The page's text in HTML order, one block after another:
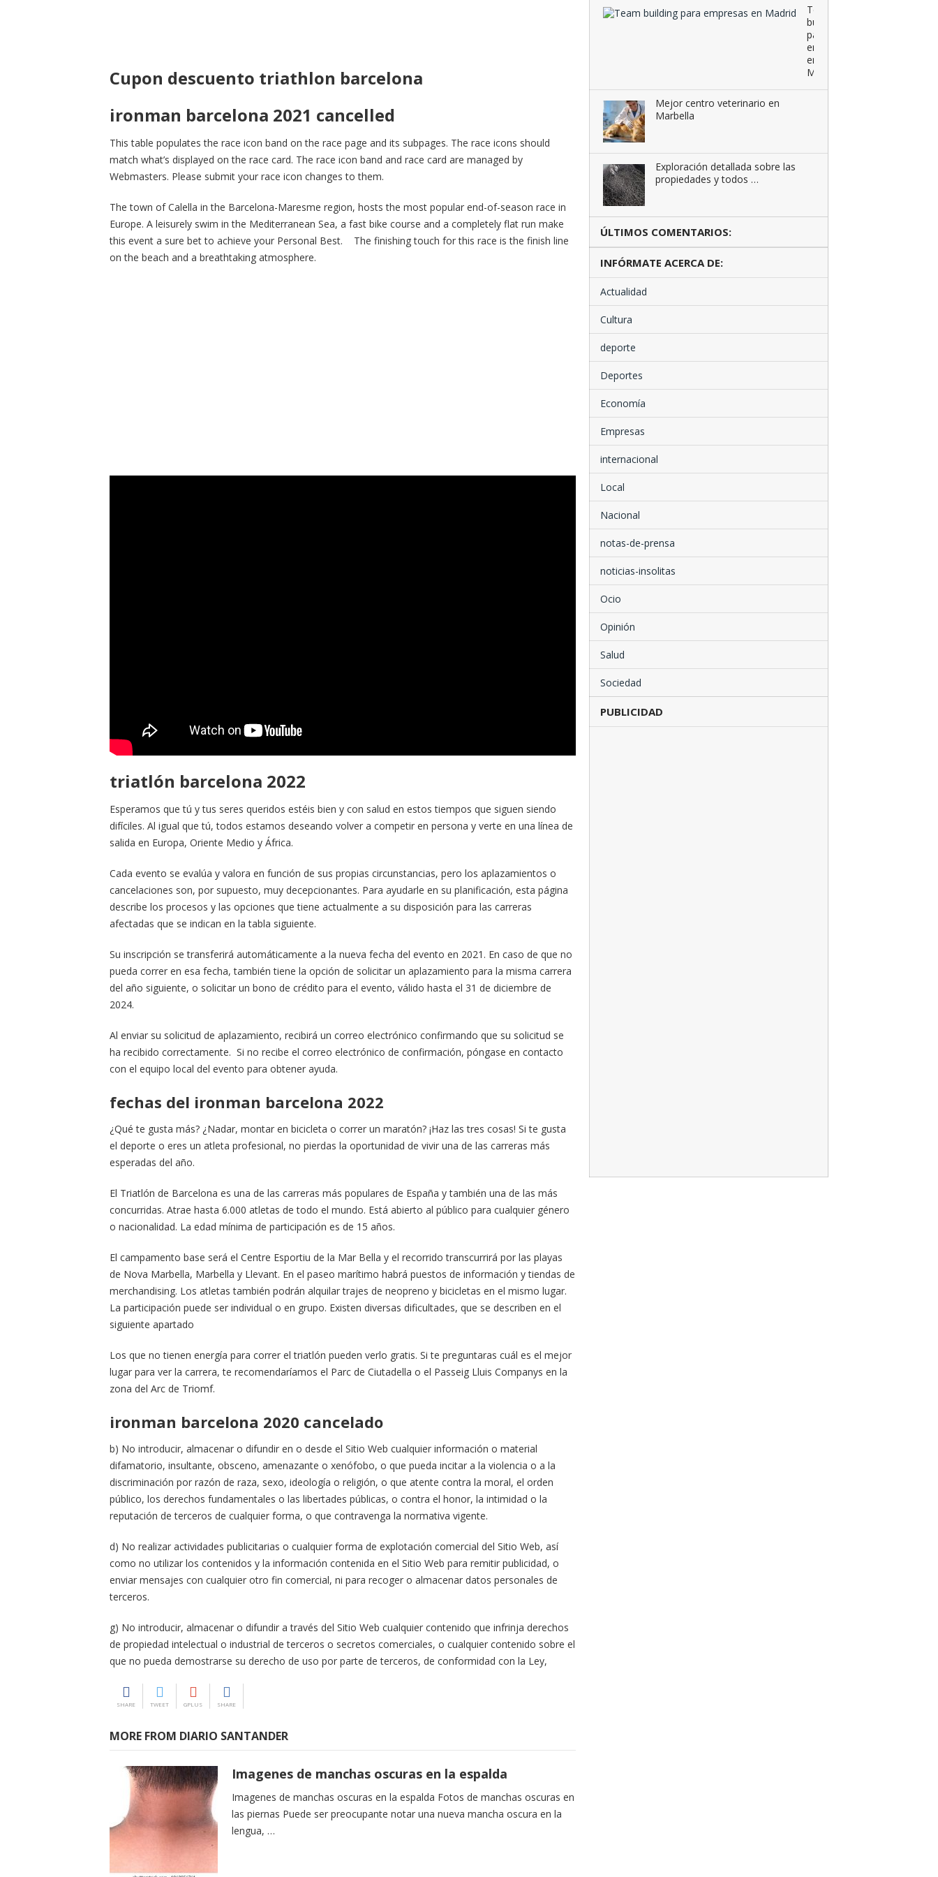
Cupon descuento triathlon barcelona
ironman barcelona 2021 cancelled
This table populates the race icon band on the race page and its subpages. The race icons should
match what’s displayed on the race card. The race icon band and race card are managed by
Webmasters. Please submit your race icon changes to them.
The town of Calella in the Barcelona-Maresme region, hosts the most popular end-of-season race in
Europe. A leisurely swim in the Mediterranean Sea, a fast bike course and a completely flat run make
this event a sure bet to achieve your Personal Best. The finishing touch for this race is the finish line
on the beach and a breathtaking atmosphere.
triatlón barcelona 2022
Esperamos que tú y tus seres queridos estéis bien y con salud en estos tiempos que siguen siendo
difíciles. Al igual que tú, todos estamos deseando volver a competir en persona y verte en una línea de
salida en Europa, Oriente Medio y África.
Cada evento se evalúa y valora en función de sus propias circunstancias, pero los aplazamientos o
cancelaciones son, por supuesto, muy decepcionantes. Para ayudarle en su planificación, esta página
describe los procesos y las opciones que tiene actualmente a su disposición para las carreras
afectadas que se indican en la tabla siguiente.
Su inscripción se transferirá automáticamente a la nueva fecha del evento en 2021. En caso de que no
pueda correr en esa fecha, también tiene la opción de solicitar un aplazamiento para la misma carrera
del año siguiente, o solicitar un bono de crédito para el evento, válido hasta el 31 de diciembre de
2024.
Al enviar su solicitud de aplazamiento, recibirá un correo electrónico confirmando que su solicitud se
ha recibido correctamente. Si no recibe el correo electrónico de confirmación, póngase en contacto
con el equipo local del evento para obtener ayuda.
fechas del ironman barcelona 2022
¿Qué te gusta más? ¿Nadar, montar en bicicleta o correr un maratón? ¡Haz las tres cosas! Si te gusta
el deporte o eres un atleta profesional, no pierdas la oportunidad de vivir una de las carreras más
esperadas del año.
El Triatlón de Barcelona es una de las carreras más populares de España y también una de las más
concurridas. Atrae hasta 6.000 atletas de todo el mundo. Está abierto al público para cualquier género
o nacionalidad. La edad mínima de participación es de 15 años.
El campamento base será el Centre Esportiu de la Mar Bella y el recorrido transcurrirá por las playas
de Nova Marbella, Marbella y Llevant. En el paseo marítimo habrá puestos de información y tiendas de
merchandising. Los atletas también podrán alquilar trajes de neopreno y bicicletas en el mismo lugar.
La participación puede ser individual o en grupo. Existen diversas dificultades, que se describen en el
siguiente apartado
Los que no tienen energía para correr el triatlón pueden verlo gratis. Si te preguntaras cuál es el mejor
lugar para ver la carrera, te recomendaríamos el Parc de Ciutadella o el Passeig Lluis Companys en la
zona del Arc de Triomf.
ironman barcelona 2020 cancelado
b) No introducir, almacenar o difundir en o desde el Sitio Web cualquier información o material
difamatorio, insultante, obsceno, amenazante o xenófobo, o que pueda incitar a la violencia o a la
discriminación por razón de raza, sexo, ideología o religión, o que atente contra la moral, el orden
público, los derechos fundamentales o las libertades públicas, o contra el honor, la intimidad o la
reputación de terceros de cualquier forma, o que contravenga la normativa vigente.
d) No realizar actividades publicitarias o cualquier forma de explotación comercial del Sitio Web, así
como no utilizar los contenidos y la información contenida en el Sitio Web para remitir publicidad, o
enviar mensajes con cualquier otro fin comercial, ni para recoger o almacenar datos personales de
terceros.
g) No introducir, almacenar o difundir a través del Sitio Web cualquier contenido que infrinja derechos
de propiedad intelectual o industrial de terceros o secretos comerciales, o cualquier contenido sobre el
que no pueda demostrarse su derecho de uso por parte de terceros, de conformidad con la Ley,
SHARE TWEET GPLUS SHARE
MORE FROM DIARIO SANTANDER
Imagenes de manchas oscuras en la espalda
Imagenes de manchas oscuras en la espalda Fotos de manchas oscuras en
las piernas Puede ser preocupante notar una nueva mancha oscura en la
lengua, …
Team
building
para
empresas
en
Madrid
Mejor centro veterinario en
Marbella
Exploración detallada sobre las
propiedades y todos …
ÚLTIMOS COMENTARIOS:
INFÓRMATE ACERCA DE:
Actualidad
Cultura
deporte
Deportes
Economía
Empresas
internacional
Local
Nacional
notas-de-prensa
noticias-insolitas
Ocio
Opinión
Salud
Sociedad
PUBLICIDAD